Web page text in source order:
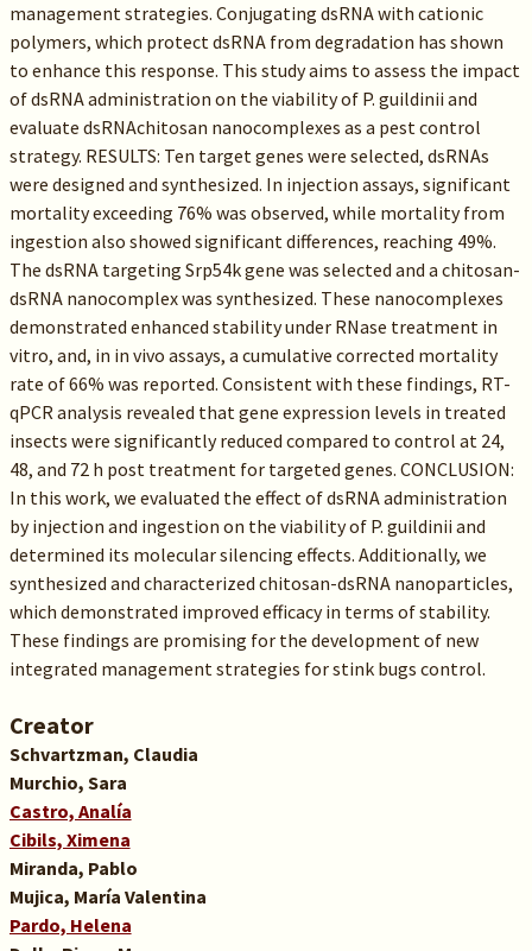
management strategies. Conjugating dsRNA with cationic
polymers, which protect dsRNA from degradation has shown
to enhance this response. This study aims to assess the impact
of dsRNA administration on the viability of P. guildinii and
evaluate dsRNAchitosan nanocomplexes as a pest control
strategy. RESULTS: Ten target genes were selected, dsRNAs
were designed and synthesized. In injection assays, significant
mortality exceeding 76% was observed, while mortality from
ingestion also showed significant differences, reaching 49%.
The dsRNA targeting Srp54k gene was selected and a chitosan-
dsRNA nanocomplex was synthesized. These nanocomplexes
demonstrated enhanced stability under RNase treatment in
vitro, and, in in vivo assays, a cumulative corrected mortality
rate of 66% was reported. Consistent with these findings, RT-
qPCR analysis revealed that gene expression levels in treated
insects were significantly reduced compared to control at 24,
48, and 72 h post treatment for targeted genes. CONCLUSION:
In this work, we evaluated the effect of dsRNA administration
by injection and ingestion on the viability of P. guildinii and
determined its molecular silencing effects. Additionally, we
synthesized and characterized chitosan-dsRNA nanoparticles,
which demonstrated improved efficacy in terms of stability.
These findings are promising for the development of new
integrated management strategies for stink bugs control.
Creator
Schvartzman, Claudia
Murchio, Sara
Castro, Analía
Cibils, Ximena
Miranda, Pablo
Mujica, María Valentina
Pardo, Helena